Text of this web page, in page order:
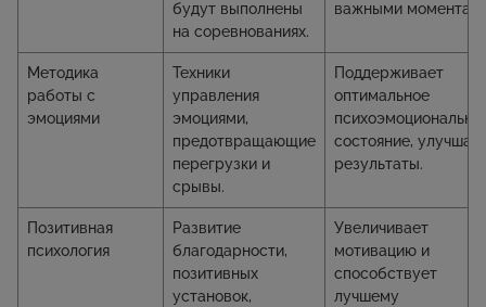
будут выполнены
на соревнованиях.
важными
Методика
работы с
эмоциями
Техники
управления
эмоциями,
предотвращающие
перегрузки и
срывы.
Поддерживает
оптимальное
состояние,
результаты.
Позитивная
психология
Развитие
благодарности,
позитивных
установок,
Увеличивает
мотивацию и
способствует
лучшему